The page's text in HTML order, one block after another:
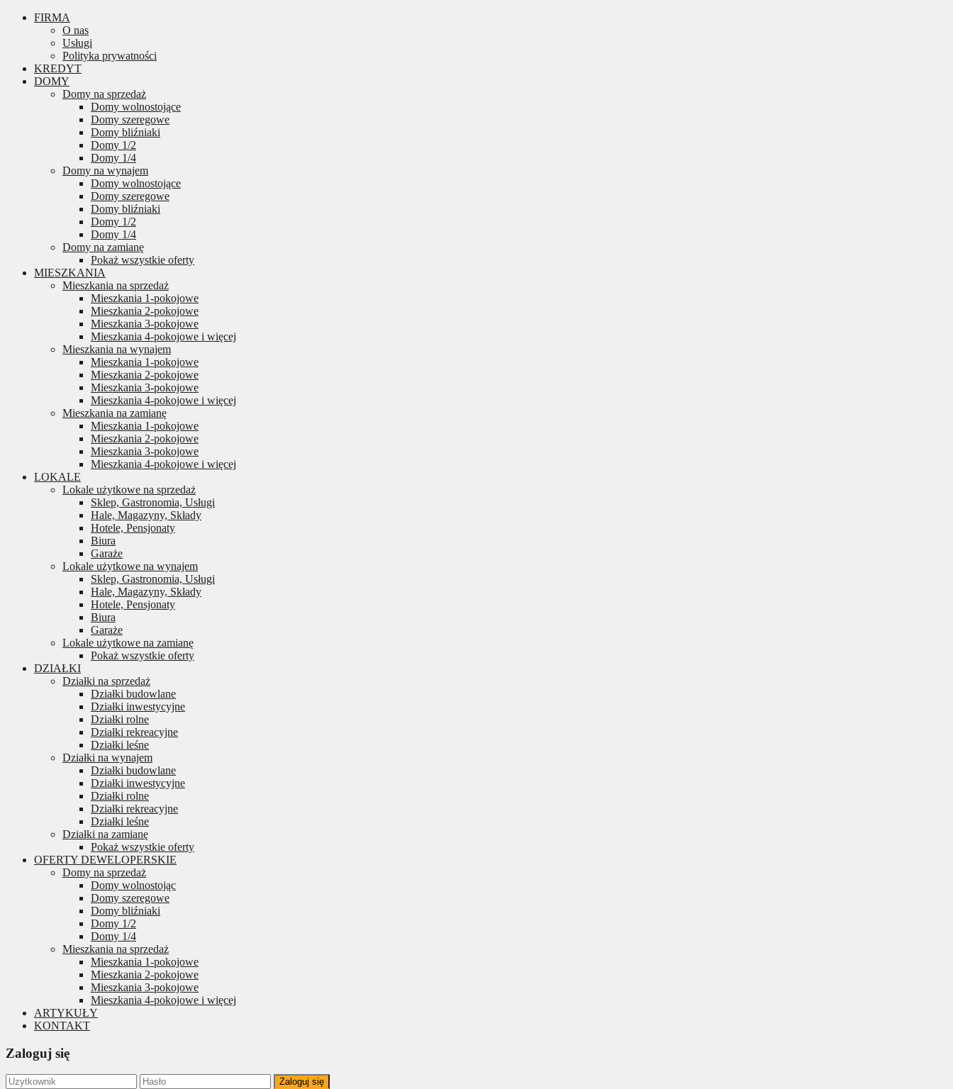
FIRMA
O nas
Usługi
Polityka prywatności
KREDYT
DOMY
Domy na sprzedaż
Domy wolnostojące
Domy szeregowe
Domy bliźniaki
Domy 1/2
Domy 1/4
Domy na wynajem
Domy wolnostojące
Domy szeregowe
Domy bliźniaki
Domy 1/2
Domy 1/4
Domy na zamianę
Pokaż wszystkie oferty
MIESZKANIA
Mieszkania na sprzedaż
Mieszkania 1-pokojowe
Mieszkania 2-pokojowe
Mieszkania 3-pokojowe
Mieszkania 4-pokojowe i więcej
Mieszkania na wynajem
Mieszkania 1-pokojowe
Mieszkania 2-pokojowe
Mieszkania 3-pokojowe
Mieszkania 4-pokojowe i więcej
Mieszkania na zamianę
Mieszkania 1-pokojowe
Mieszkania 2-pokojowe
Mieszkania 3-pokojowe
Mieszkania 4-pokojowe i więcej
LOKALE
Lokale użytkowe na sprzedaż
Sklep, Gastronomia, Usługi
Hale, Magazyny, Składy
Hotele, Pensjonaty
Biura
Garaże
Lokale użytkowe na wynajem
Sklep, Gastronomia, Usługi
Hale, Magazyny, Składy
Hotele, Pensjonaty
Biura
Garaże
Lokale użytkowe na zamianę
Pokaż wszystkie oferty
DZIAŁKI
Działki na sprzedaż
Działki budowlane
Działki inwestycyjne
Działki rolne
Działki rekreacyjne
Działki leśne
Działki na wynajem
Działki budowlane
Działki inwestycyjne
Działki rolne
Działki rekreacyjne
Działki leśne
Działki na zamianę
Pokaż wszystkie oferty
OFERTY DEWELOPERSKIE
Domy na sprzedaż
Domy wolnostojąc
Domy szeregowe
Domy bliźniaki
Domy 1/2
Domy 1/4
Mieszkania na sprzedaż
Mieszkania 1-pokojowe
Mieszkania 2-pokojowe
Mieszkania 3-pokojowe
Mieszkania 4-pokojowe i więcej
ARTYKUŁY
KONTAKT
Zaloguj się
Zaloguj się